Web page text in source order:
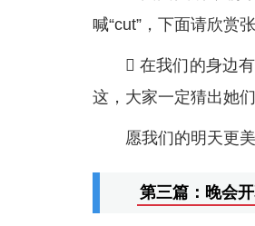
喊“cut”，下面请欣赏
 在我们的身边
这，大家一定猜出她
愿我们的明天更
第三篇：晚会